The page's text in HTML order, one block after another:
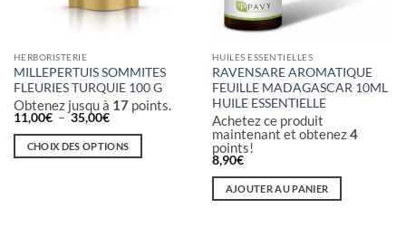
HERBORISTERIE
MILLEPERTUIS SOMMITES
FLEURIES TURQUIE 100 G
Obtenez jusqu à 17points.
11,00€ – 35,00€Plage
prix :
11,00€
CHOIX DES OPTIONS
HUILES ESSENTIELLES
RAVENSARE AROMATIQUE
FEUILLE MADAGASCAR 10ML
HUILE ESSENTIELLE
Achetez ce produit
maintenant et obtenez4
points!
8,90€
AJOUTER AU PANIER